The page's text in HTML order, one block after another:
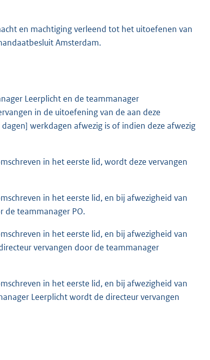
en machtiging verleend tot het uitoefenen van
Amsterdam.
Leerplicht en de teammanager
in de uitoefening van de aan deze
werkdagen afwezig is of indien deze afwezig
in het eerste lid, wordt deze vervangen
in het eerste lid, en bij afwezigheid van
de teammanager PO.
in het eerste lid, en bij afwezigheid van
vervangen door de teammanager
in het eerste lid, en bij afwezigheid van
Leerplicht wordt de directeur vervangen